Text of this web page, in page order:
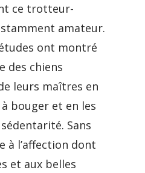
ce trotteur-
amateur.
ont montré
des chiens
leurs maîtres en
bouger et en les
Sans
à l’affection dont
et aux belles